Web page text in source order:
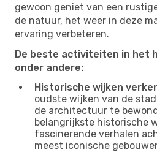
gewoon geniet van een
de natuur, het weer in deze
ervaring verbeteren.
De beste activiteiten in het
onder andere:
Historische wijken
oudste wijken van de
de architectuur te
belangrijkste historische
fascinerende verhalen
meest iconische